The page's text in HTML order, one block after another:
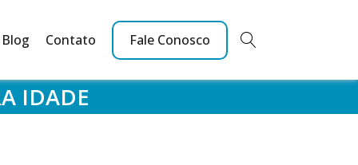
Blog Contato Fale Conosco
IDADE